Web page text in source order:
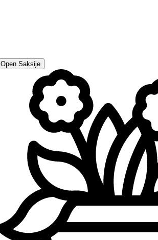
Open Saksije